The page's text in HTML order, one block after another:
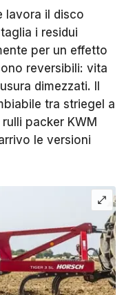
lavora il disco
i residui
per un effetto
reversibili: vita
dimezzati. Il
tra striegel a
packer KWM
le versioni